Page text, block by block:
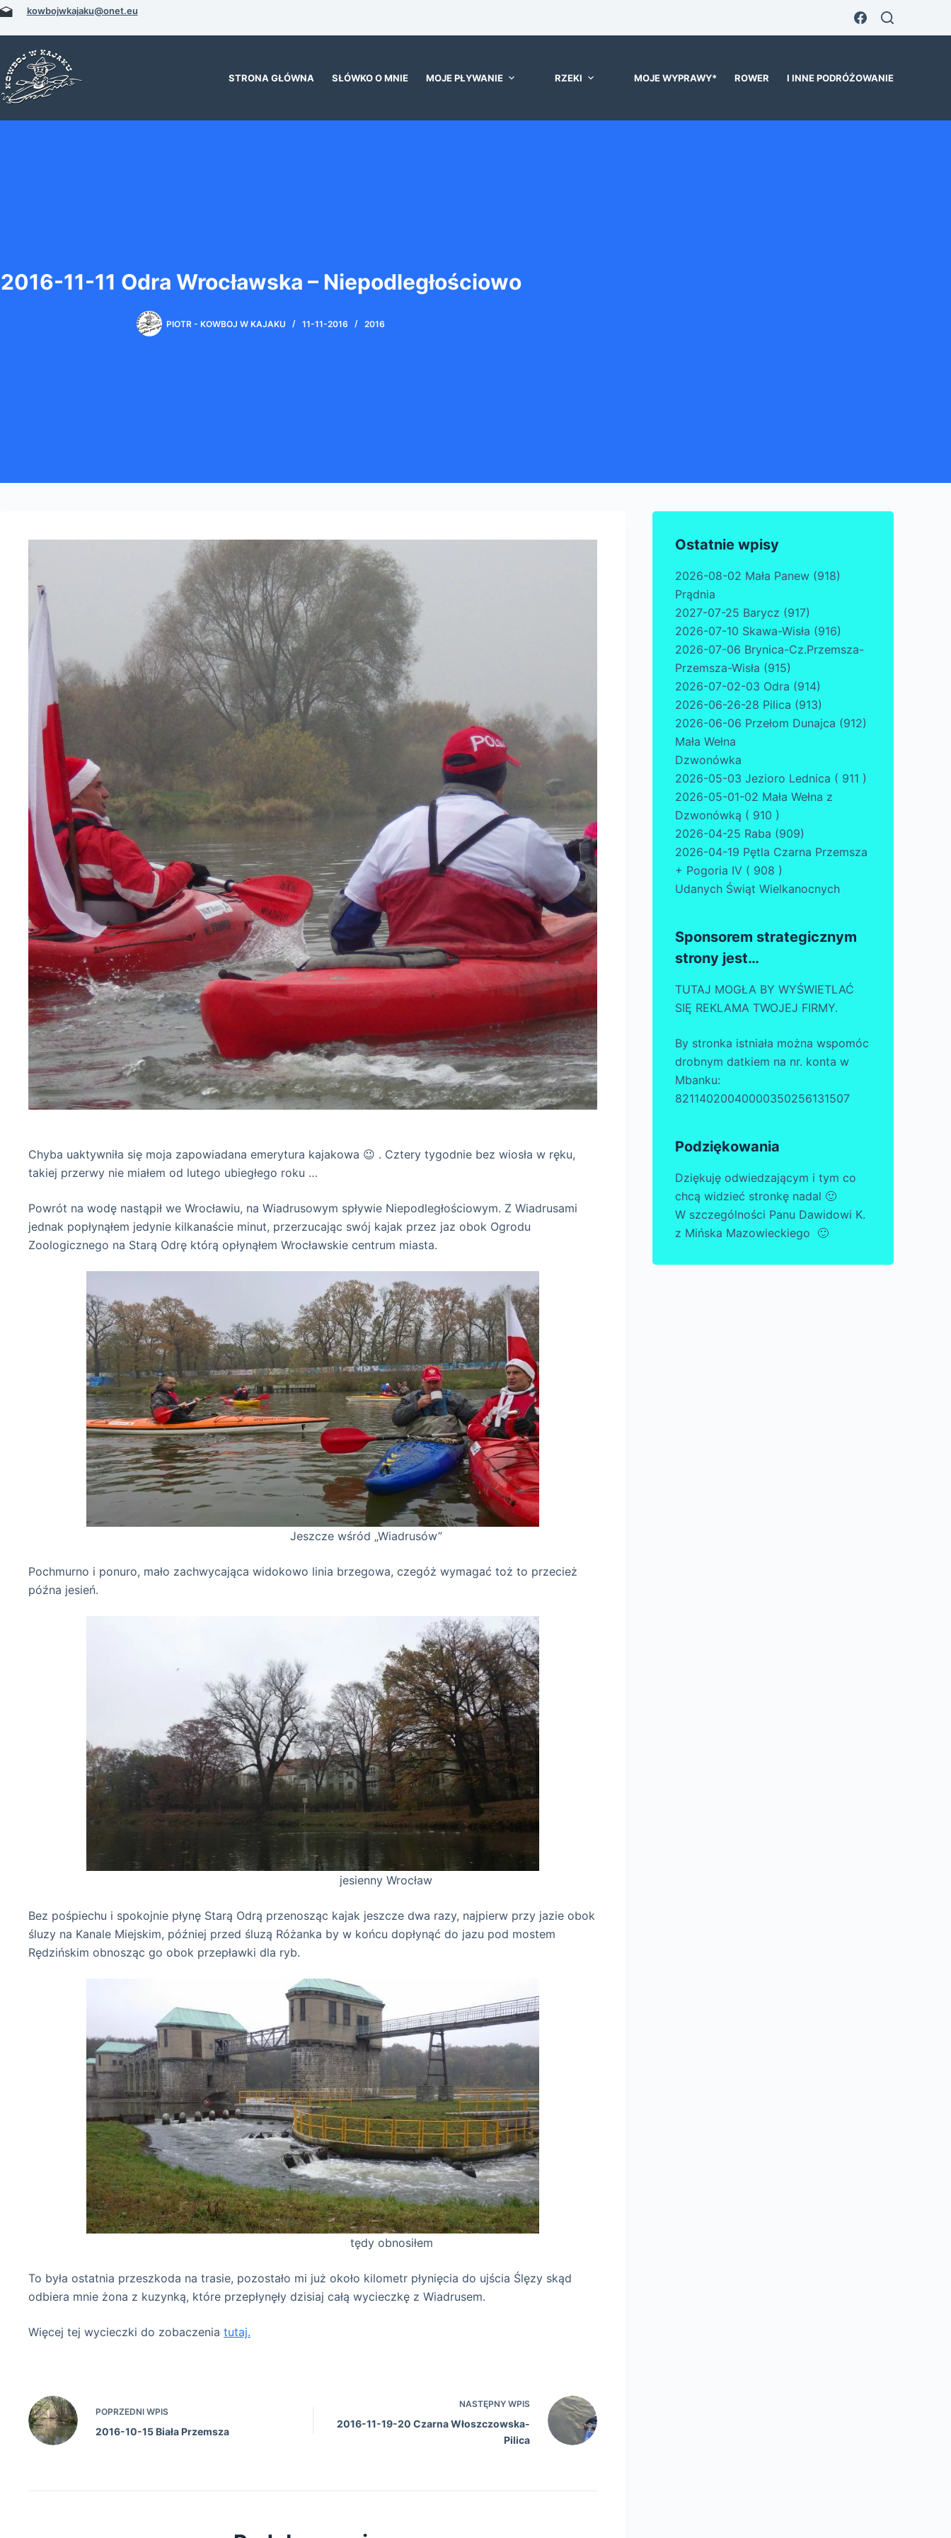
Przejdźkowbojwkajaku@onet.eu
STRONA GŁÓWNA SŁÓWKO O MNIE MOJE PŁYWANIE RZEKI MOJE WYPRAWY* ROWER I INNE PODRÓŻOWANIE
2016-11-11 Odra Wrocławska – Niepodległościowo
PIOTR - KOWBOJ W KAJAKU 11-11-2016 2016
Chyba uaktywniła się moja zapowiadana emerytura kajakowa 😉 . Cztery tygodnie bez wiosła w ręku,
takiej przerwy nie miałem od lutego ubiegłego roku …
Powrót na wodę nastąpił we Wrocławiu, na Wiadrusowym spływie Niepodległościowym. Z Wiadrusami
jednak popłynąłem jedynie kilkanaście minut, przerzucając swój kajak przez jaz obok Ogrodu
Zoologicznego na Starą Odrę którą opłynąłem Wrocławskie centrum miasta.
Jeszcze wśród „Wiadrusów”
Pochmurno i ponuro, mało zachwycająca widokowo linia brzegowa, czegóż wymagać toż to przecież
późna jesień.
jesienny Wrocław
Bez pośpiechu i spokojnie płynę Starą Odrą przenosząc kajak jeszcze dwa razy, najpierw przy jazie obok
śluzy na Kanale Miejskim, później przed śluzą Różanka by w końcu dopłynąć do jazu pod mostem
Rędzińskim obnosząc go obok przepławki dla ryb.
tędy obnosiłem
To była ostatnia przeszkoda na trasie, pozostało mi już około kilometr płynięcia do ujścia Ślęzy skąd
odbiera mnie żona z kuzynką, które przepłynęły dzisiaj całą wycieczkę z Wiadrusem.
Więcej tej wycieczki do zobaczenia tutaj.
POPRZEDNI WPIS
2016-10-15 Biała Przemsza
NASTĘPNYWPIS
2016-11-19-20 Czarna Włoszczowska-
Pilica
Ostatnie wpisy
2026-08-02 Mała Panew (918)
Prądnia
2027-07-25 Barycz (917)
2026-07-10 Skawa-Wisła (916)
2026-07-06 Brynica-Cz.Przemsza-
Przemsza-Wisła (915)
2026-07-02-03 Odra (914)
2026-06-26-28 Pilica (913)
2026-06-06 Przełom Dunajca (912)
Mała Wełna
Dzwonówka
2026-05-03 Jezioro Lednica ( 911 )
2026-05-01-02 Mała Wełna z
Dzwonówką ( 910 )
2026-04-25 Raba (909)
2026-04-19 Pętla Czarna Przemsza
+ Pogoria IV ( 908 )
Udanych Świąt Wielkanocnych
Sponsorem strategicznym
strony jest…
TUTAJ MOGŁA BY WYŚWIETLAĆ
SIĘ REKLAMA TWOJEJ FIRMY.
By stronka istniała można wspomóc
drobnym datkiem na nr. konta w
Mbanku:
82114020040000350256131507
Podziękowania
Dziękuję odwiedzającym i tym co
chcą widzieć stronkę nadal 🙂
W szczególności Panu Dawidowi K.
z Mińska Mazowieckiego 🙂